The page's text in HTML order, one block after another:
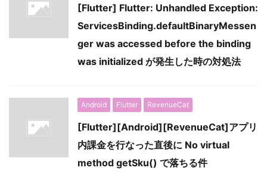
[Flutter] Flutter: Unhandled Exception:
ServicesBinding.defaultBinaryMessen
ger was accessed before the binding
was initialized が発生した時の対処法
Android Flutter RevenueCat
[Flutter][Android][RevenueCat]アプリ
内課金を行なった直後に No virtual
method getSku() で落ちる件